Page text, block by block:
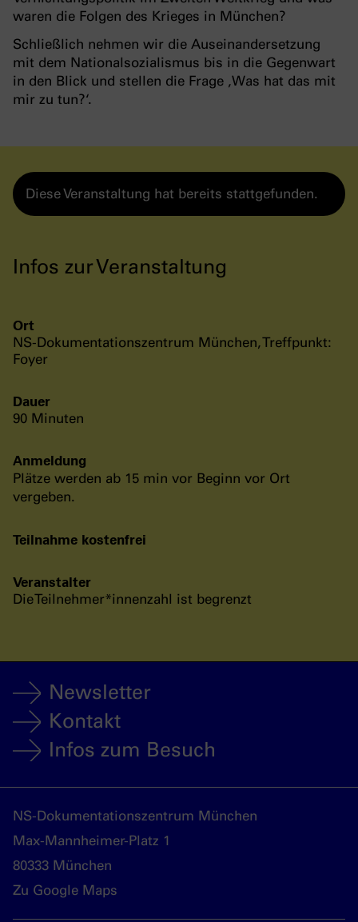
waren die Folgen des Krieges in München?
Schließlich nehmen wir die Auseinandersetzung
mit dem Nationalsozialismus bis in die Gegenwart
in den Blick und stellen die Frage ‚Was hat das mit
mir zu tun?‘.
Diese Veranstaltung hat bereits stattgefunden.
Infos zur Veranstaltung
Ort
NS-Dokumentationszentrum München, Treffpunkt:
Foyer
Dauer
90 Minuten
Anmeldung
Plätze werden ab 15 min vor Beginn vor Ort
vergeben.
Teilnahme kostenfrei
Veranstalter
Die Teilnehmer*innenzahl ist begrenzt
Newsletter
Kontakt
Infos zum Besuch
NS-Dokumentationszentrum München
Max-Mannheimer-Platz 1
80333 München
Zu Google Maps